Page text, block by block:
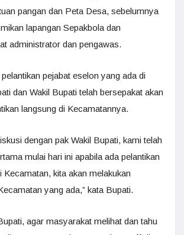
pangan dan Peta Desa, sebelumnya
lapangan Sepakbola dan
administrator dan pengawas.
pejabat eselon yang ada di
dan Wakil Bupati telah bersepakat akan
langsung di Kecamatannya.
dengan pak Wakil Bupati, kami telah
mulai hari ini apabila ada pelantikan
Kecamatan, kita akan melakukan
yang ada,” kata Bupati.
agar masyarakat melihat dan tahu